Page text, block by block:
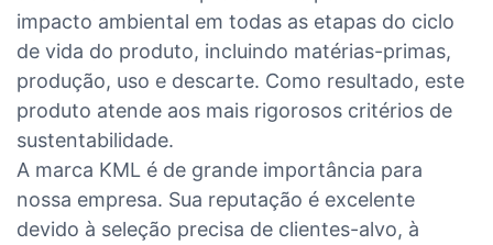
impacto ambiental em todas as etapas do ciclo
de vida do produto, incluindo matérias-primas,
produção, uso e descarte. Como resultado, este
produto atende aos mais rigorosos critérios de
sustentabilidade.
A marca KML é de grande importância para
nossa empresa. Sua reputação é excelente
devido à seleção precisa de clientes-alvo, à